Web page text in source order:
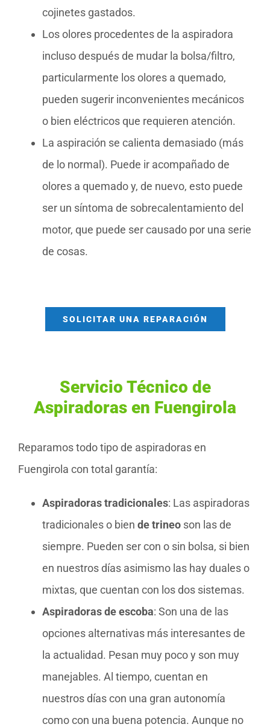
cojinetes gastados.
Los olores procedentes de la aspiradora
incluso después de mudar la bolsa/filtro,
particularmente los olores a quemado,
pueden sugerir inconvenientes mecánicos
o bien eléctricos que requieren atención.
La aspiración se calienta demasiado (más
de lo normal). Puede ir acompañado de
olores a quemado y, de nuevo, esto puede
ser un síntoma de sobrecalentamiento del
motor, que puede ser causado por una serie
de cosas.
SOLICITAR UNA REPARACIÓN
Servicio Técnico de
Aspiradoras en Fuengirola
Reparamos todo tipo de aspiradoras en
Fuengirola con total garantía:
Aspiradoras tradicionales: Las aspiradoras
tradicionales o bien de trineo son las de
siempre. Pueden ser con o sin bolsa, si bien
en nuestros días asimismo las hay duales o
mixtas, que cuentan con los dos sistemas.
Aspiradoras de escoba: Son una de las
opciones alternativas más interesantes de
la actualidad. Pesan muy poco y son muy
manejables. Al tiempo, cuentan en
nuestros días con una gran autonomía
como con una buena potencia. Aunque no